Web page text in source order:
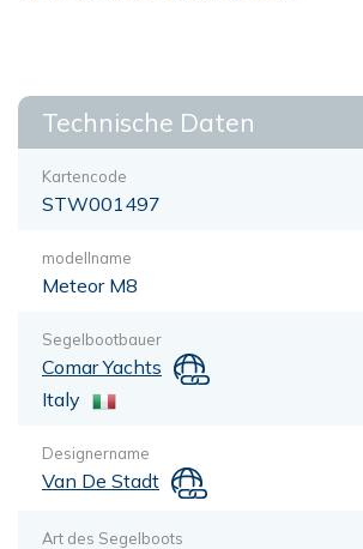
Technische Daten
Kartencode
STW001497
modellname
Meteor M8
Segelbootbauer
Comar Yachts
Italy
Designername
Van De Stadt
Art des Segelboots